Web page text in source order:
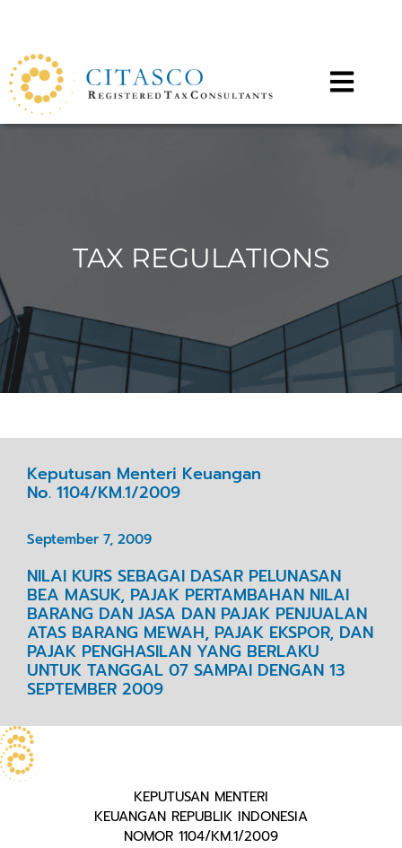
TAX REGULATIONS
Keputusan Menteri Keuangan
No. 1104/KM.1/2009
September 7, 2009
NILAI KURS SEBAGAI DASAR PELUNASAN
BEA MASUK, PAJAK PERTAMBAHAN NILAI
BARANG DAN JASA DAN PAJAK PENJUALAN
ATAS BARANG MEWAH, PAJAK EKSPOR, DAN
PAJAK PENGHASILAN YANG BERLAKU
UNTUK TANGGAL 07 SAMPAI DENGAN 13
SEPTEMBER 2009
KEPUTUSAN MENTERI
KEUANGAN REPUBLIK INDONESIA
NOMOR 1104/KM.1/2009